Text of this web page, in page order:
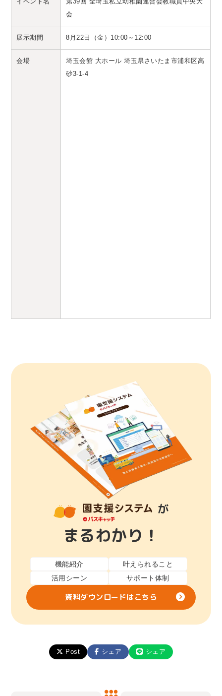
会
展示期間 8月22日（金）10:00～12:00
会場
埼玉会館 大ホール 埼玉県さいたま市浦和区高
砂3-1-4
が
まるわかり！
機能紹介
叶えられること
活用シーン
サポート体制
資料ダウンロードはこちら
Post シェア シェア